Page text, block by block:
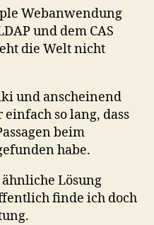
Webanwendung
und dem CAS
die Welt nicht
und anscheinend
so lang, dass
beim
habe.
Lösung
finde ich doch